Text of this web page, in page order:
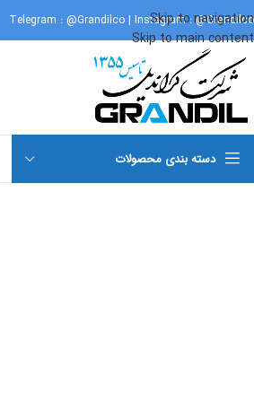
Skip to navigation
Skip to main content
Telegram : @Grandilco | Instagram :@Grandilco
دسته بندی محصولات